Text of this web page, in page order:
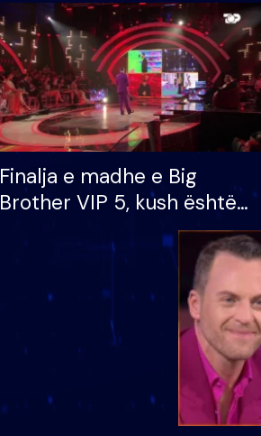
Finalja e madhe e Big
Brother VIP 5, kush është
banori i parë që lë shtëpinë
dhe humb mundësinë për
të fituar çmimin e madh